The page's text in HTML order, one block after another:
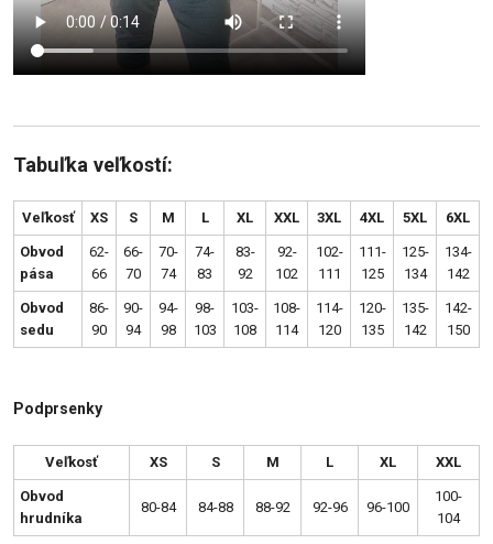
Tabuľka veľkostí:
Veľkosť XS S M L XL XXL 3XL 4XL 5XL 6XL
Obvod
pása
62-
66
66-
70
70-
74
74-
83
83-
92
92-
102
102-
111
111-
125
125-
134
134-
142
Obvod
sedu
86-
90
90-
94
94-
98
98-
103
103-
108
108-
114
114-
120
120-
135
135-
142
142-
150
Podprsenky
Veľkosť XS S M L XL XXL
Obvod
hrudníka
80-84 84-88 88-92 92-96 96-100
100-
104